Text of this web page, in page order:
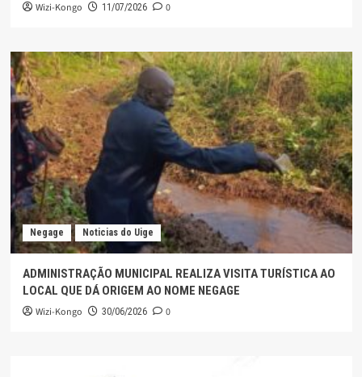
Wizi-Kongo 11/07/2026 0
Negage Noticias do Uige
ADMINISTRAÇÃO MUNICIPAL REALIZA VISITA TURÍSTICA AO
LOCAL QUE DÁ ORIGEM AO NOME NEGAGE
Wizi-Kongo 30/06/2026 0